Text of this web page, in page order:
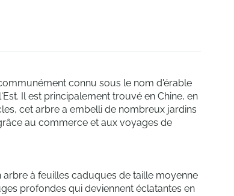
connu sous le nom d'érable
Il est principalement trouvé en Chine, en
cet arbre a embelli de nombreux jardins
au commerce et aux voyages de
à feuilles caduques de taille moyenne
profondes qui deviennent éclatantes en